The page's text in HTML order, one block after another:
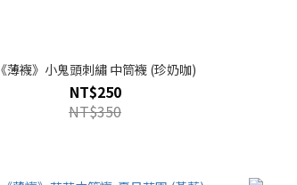
《薄襪》小鬼頭刺繡 中筒襪 (珍奶咖)
NT$250
NT$350